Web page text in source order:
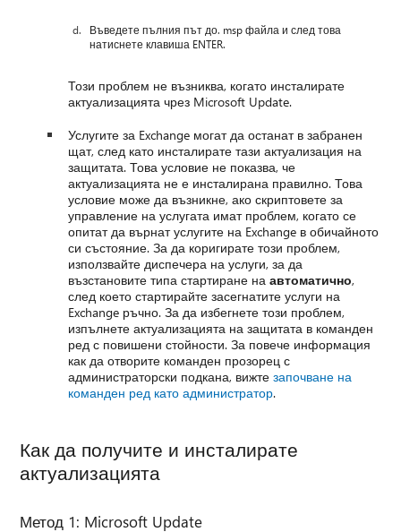
Въведете пълния път до. msp файла и след това
натиснете клавиша ENTER.
Този проблем не възниква, когато инсталирате
актуализацията чрез Microsoft Update.
Услугите за Exchange могат да останат в забранен
щат, след като инсталирате тази актуализация на
защитата. Това условие не показва, че
актуализацията не е инсталирана правилно. Това
условие може да възникне, ако скриптовете за
управление на услугата имат проблем, когато се
опитат да върнат услугите на Exchange в обичайното
си състояние. За да коригирате този проблем,
използвайте диспечера на услуги, за да
възстановите типа стартиране наавтоматично,
след което стартирайте засегнатите услуги на
Exchange ръчно. За да избегнете този проблем,
изпълнете актуализацията на защитата в команден
ред с повишени стойности. За повече информация
как да отворите команден прозорец с
администраторски подкана, вижтезапочване на
команден ред като администратор.
Как да получите и инсталирате
актуализацията
Метод 1: Microsoft Update